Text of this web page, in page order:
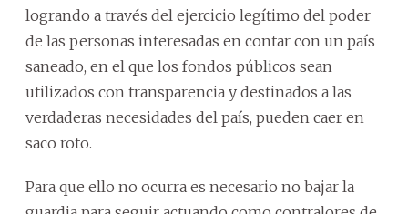
logrando a través del ejercicio legítimo del poder
de las personas interesadas en contar con un país
saneado, en el que los fondos públicos sean
utilizados con transparencia y destinados a las
verdaderas necesidades del país, pueden caer en
saco roto.
Para que ello no ocurra es necesario no bajar la